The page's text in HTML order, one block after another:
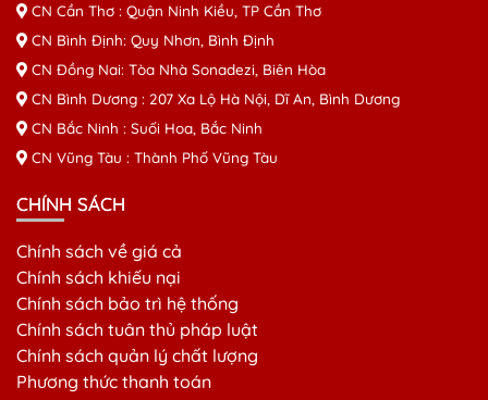
CN Cần Thơ : Quận Ninh Kiều, TP Cần Thơ
CN Bình Định: Quy Nhơn, Bình Định
CN Đồng Nai: Tòa Nhà Sonadezi, Biên Hòa
CN Bình Dương : 207 Xa Lộ Hà Nội, Dĩ An, Bình Dương
CN Bắc Ninh : Suối Hoa, Bắc Ninh
CN Vũng Tàu : Thành Phố Vũng Tàu
CHÍNH SÁCH
Chính sách về giá cả
Chính sách khiếu nại
Chính sách bảo trì hệ thống
Chính sách tuân thủ pháp luật
Chính sách quản lý chất lượng
Phương thức thanh toán